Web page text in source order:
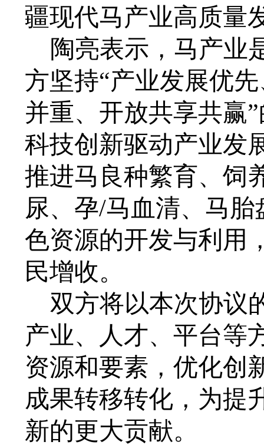
疆现代马产业高质量
陶亮表示，马产业
方坚持“产业发展优
并重、开放共享共赢
科技创新驱动产业发
推进马良种繁育、饲
尿、孕/马血清、马
色资源的开发与利用
民增收。
双方将以本次协议
产业、人才、平台等
资源和要素，优化创
成果转移转化，为提
新的更大贡献。